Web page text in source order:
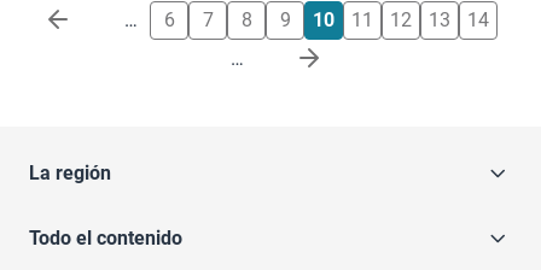
Paginación … 6 7 8 9 10 11 12 13
14
…
La región
Todo el contenido